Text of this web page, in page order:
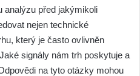
analýzu před jakýmikoli
nejen technické
který je často ovlivněn
signály nám trh poskytuje a
na tyto otázky mohou